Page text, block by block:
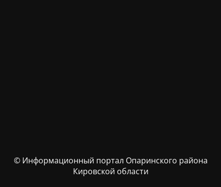
© Информационный портал Опаринского района
Кировской области